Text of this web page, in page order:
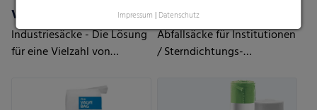
Ventilkastensäcke
Industriesäcke - Die Lösung
für eine Vielzahl von
Abfallsäcke
Abfallsäcke für Institutionen
/ Sterndichtungs-
Impressum | Datenschutz